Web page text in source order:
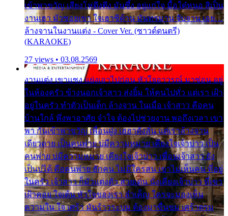
เข้าพาขวัญ เสียงโห่ตึงตึง มันซึ้ง อยู่แก่ใจ มื้อใด๋หนอ สิเป็น
งานเฮา มัวซอยเขา ใจเฮาซิด้าน มันทรมาน จับจาน เอย…
ล้างจานในงานแต่ง - Cover Ver. (ซาวด์ดนตรี)
(KARAOKE)
27 views • 03.08.2569
งานแต่ง เขาแซง แย่งเอาไปก่อน หัวใจอาวรณ์ มาซ่อน อยู่
ในห้องครัว ข้างนอกเจ้าสาว ส่งยิ้ม ให้คนไปทั่ว แต่เรา เฝ้า
อยู่ในครัว ทำตัวเป็นเด็ก ล้างจาน ในเมื่อ เจ้าสาว คือคน
บ้านใกล้ พึ่งพาอาศัย จำใจ ต้องไปช่วยงาน พอถึงเวลา เขา
พา กันเข้าพาขวัญ เพื่อนฝูง เฮฮาดังลั่น แต่เราล้างจาน
เดียวดาย เป็นคนพ่าย บ่มีความหมาย เคียงใจเจ้าบ่าว เป็น
คนพ่าย บ่มีความหมาย เคียงใจเจ้าบ่าว เพื่อนเจ้าสาว ยัง
เป็นบ่ได้ คือคนพ่าย ฮักคน ไม่มีใครสน เขาไม่เห็นคน ที่อยู่
ในครัว เจ้าสาว ก็มัวแต่งตัว สวยเด่น นั่งเคียงเจ้าบ่าว ที่เขา
เฝ้าคอย ใจเต้น หัวใจของเรา ลำเค็ญ ใครจะมองเห็น
ความใน ใจ เศร้า มันร้าวระบม ต้องมาขื่นขม เศร้าตรม